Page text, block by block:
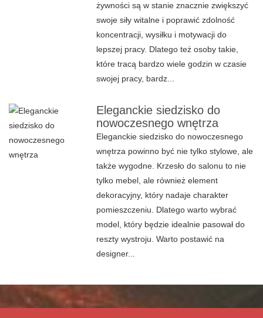
żywności są w stanie znacznie zwiększyć
swoje siły witalne i poprawić zdolność
koncentracji, wysiłku i motywacji do
lepszej pracy. Dlatego też osoby takie,
które tracą bardzo wiele godzin w czasie
swojej pracy, bardz...
Eleganckie siedzisko do
nowoczesnego wnętrza
Eleganckie siedzisko do nowoczesnego
wnętrza powinno być nie tylko stylowe, ale
także wygodne. Krzesło do salonu to nie
tylko mebel, ale również element
dekoracyjny, który nadaje charakter
pomieszczeniu. Dlatego warto wybrać
model, który będzie idealnie pasował do
reszty wystroju. Warto postawić na
designer...